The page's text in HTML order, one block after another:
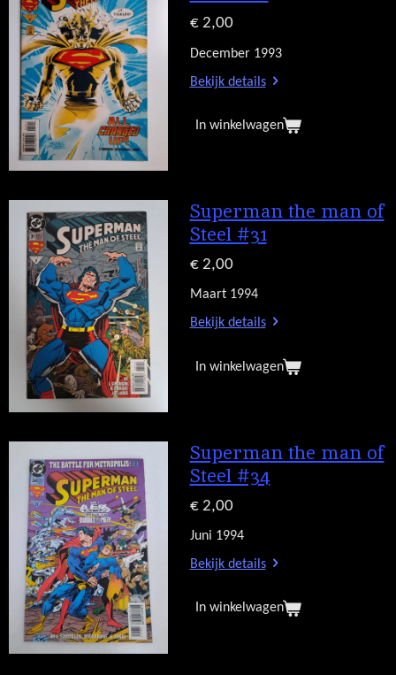
€ 2,00
December 1993
Bekijk details
In winkelwagen
Superman the man of
Steel #31
€ 2,00
Maart 1994
Bekijk details
In winkelwagen
Superman the man of
Steel #34
€ 2,00
Juni 1994
Bekijk details
In winkelwagen